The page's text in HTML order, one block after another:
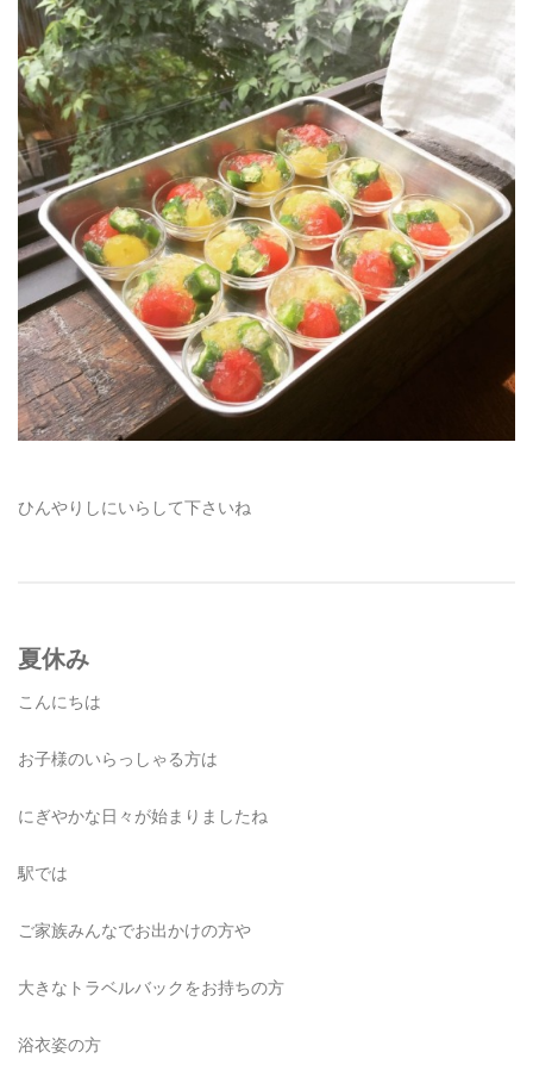
ひんやりしにいらして下さいね
夏休み
こんにちは
お子様のいらっしゃる方は
にぎやかな日々が始まりましたね
駅では
ご家族みんなでお出かけの方や
大きなトラベルバックをお持ちの方
浴衣姿の方